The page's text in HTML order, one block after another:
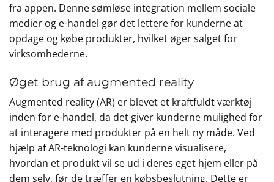
fra appen. Denne sømløse integration mellem sociale
medier og e-handel gør det lettere for kunderne at
opdage og købe produkter, hvilket øger salget for
virksomhederne.
Øget brug af augmented reality
Augmented reality (AR) er blevet et kraftfuldt værktøj
inden for e-handel, da det giver kunderne mulighed for
at interagere med produkter på en helt ny måde. Ved
hjælp af AR-teknologi kan kunderne visualisere,
hvordan et produkt vil se ud i deres eget hjem eller på
dem selv, før de træffer en købsbeslutning. Dette er